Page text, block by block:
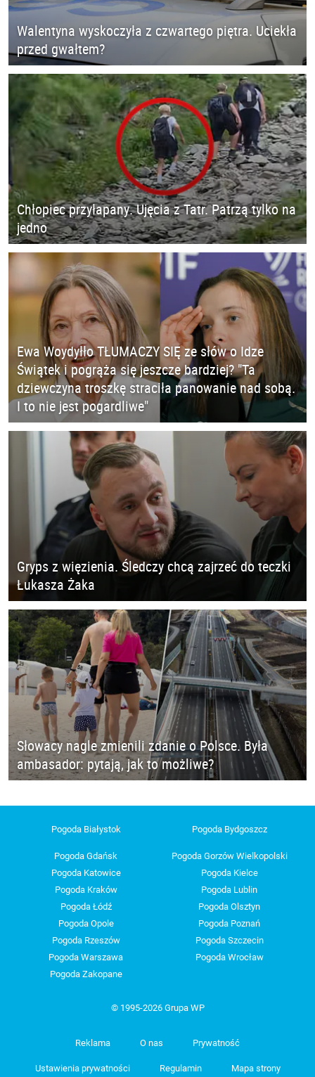
Walentyna wyskoczyła z czwartego piętra. Uciekła
przed gwałtem?
Chłopiec przyłapany. Ujęcia z Tatr. Patrzą tylko na
jedno
Ewa Woydyłło TŁUMACZY SIĘ ze słów o Idze
Świątek i pogrąża się jeszcze bardziej? "Ta
dziewczyna troszkę straciła panowanie nad sobą.
I to nie jest pogardliwe"
Gryps z więzienia. Śledczy chcą zajrzeć do teczki
Łukasza Żaka
Słowacy nagle zmienili zdanie o Polsce. Była
ambasador: pytają, jak to możliwe?
Pogoda Białystok Pogoda Bydgoszcz
Pogoda Gdańsk
Pogoda Gorzów Wielkopolski
Pogoda Katowice
Pogoda Kielce
Pogoda Kraków
Pogoda Lublin
Pogoda Łódź
Pogoda Olsztyn
Pogoda Opole
Pogoda Poznań
Pogoda Rzeszów
Pogoda Szczecin
Pogoda Warszawa
Pogoda Wrocław
Pogoda Zakopane
© 1995-2026 Grupa WP
Reklama O nas Prywatność
Ustawienia prywatności Regulamin Mapa strony